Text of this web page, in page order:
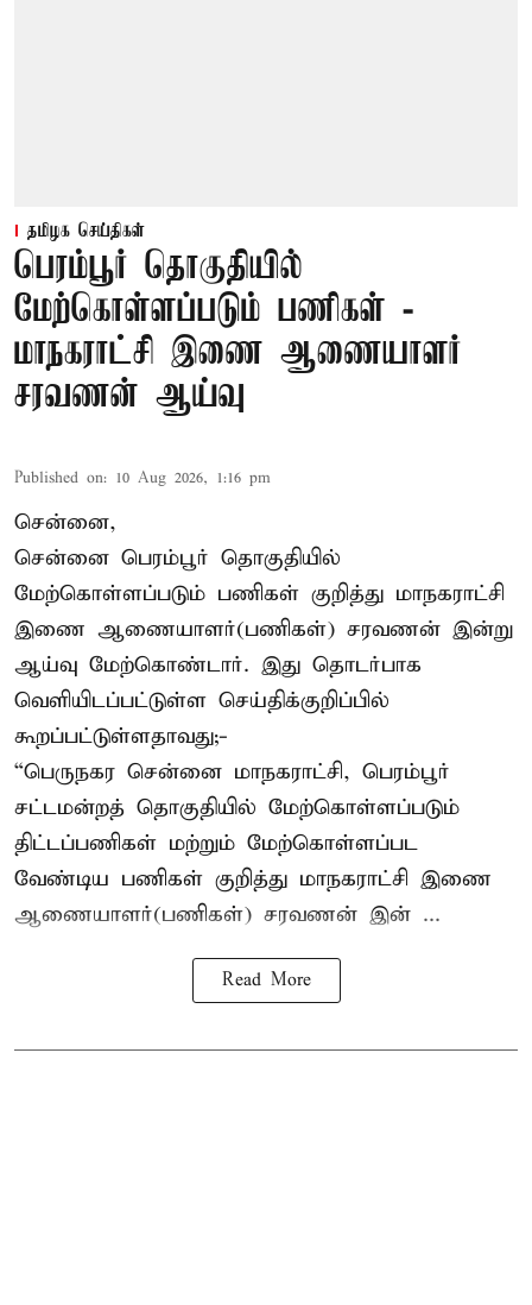
தமிழக செய்திகள்
பெரம்பூர் தொகுதியில்
மேற்கொள்ளப்படும் பணிகள் -
மாநகராட்சி இணை ஆணையாளர்
சரவணன் ஆய்வு
Published on: 10 Aug 2026, 1:16 pm
சென்னை,
சென்னை பெரம்பூர் தொகுதியில்
மேற்கொள்ளப்படும் பணிகள் குறித்து மாநகராட்சி
இணை ஆணையாளர்(பணிகள்) சரவணன் இன்று
ஆய்வு மேற்கொண்டார். இது தொடர்பாக
வெளியிடப்பட்டுள்ள செய்திக்குறிப்பில்
கூறப்பட்டுள்ளதாவது;-
“பெருநகர சென்னை மாநகராட்சி, பெரம்பூர்
சட்டமன்றத் தொகுதியில் மேற்கொள்ளப்படும்
திட்டப்பணிகள் மற்றும் மேற்கொள்ளப்பட
வேண்டிய பணிகள் குறித்து மாநகராட்சி இணை
ஆணையாளர்(பணிகள்) சரவணன் இன் ...
Read More